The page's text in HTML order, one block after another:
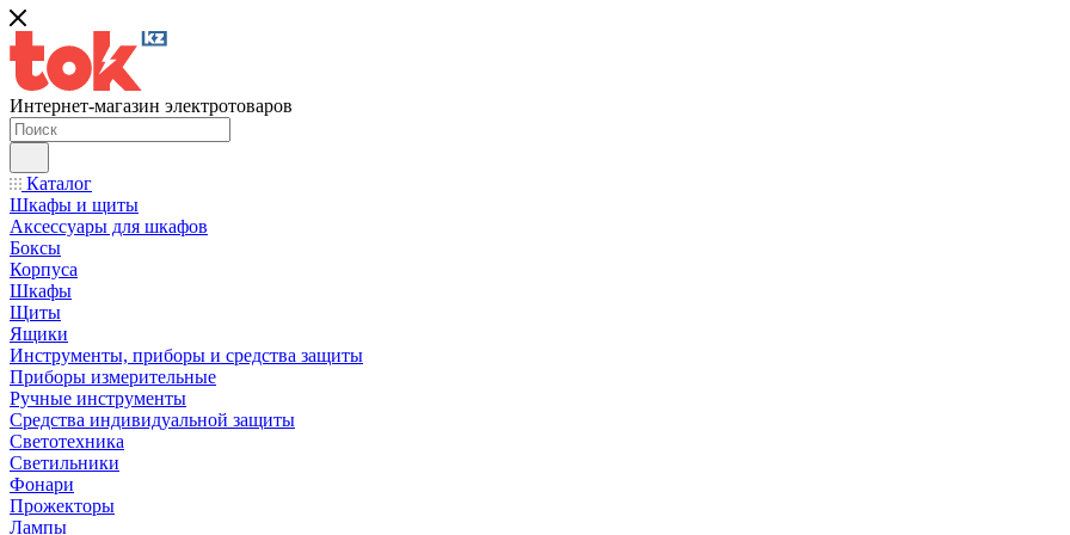
Интернет-магазин электротоваров
Каталог
Шкафы и щиты
Аксессуары для шкафов
Боксы
Корпуса
Шкафы
Щиты
Ящики
Инструменты, приборы и средства защиты
Приборы измерительные
Ручные инструменты
Средства индивидуальной защиты
Светотехника
Светильники
Фонари
Прожекторы
Лампы